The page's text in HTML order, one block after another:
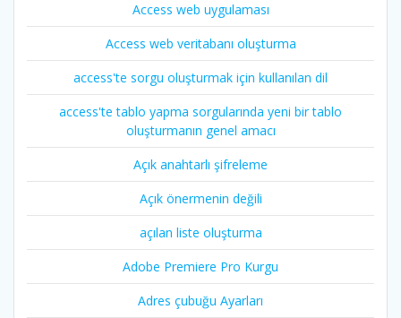
Access web uygulaması
Access web veritabanı oluşturma
access'te sorgu oluşturmak için kullanılan dil
access'te tablo yapma sorgularında yeni bir tablo
oluşturmanın genel amacı
Açık anahtarlı şifreleme
Açık önermenin değili
açılan liste oluşturma
Adobe Premiere Pro Kurgu
Adres çubuğu Ayarları